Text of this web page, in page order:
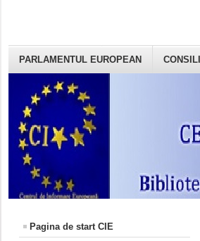
PARLAMENTUL EUROPEAN
Pagina de start CIE